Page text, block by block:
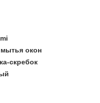
окон
скребок